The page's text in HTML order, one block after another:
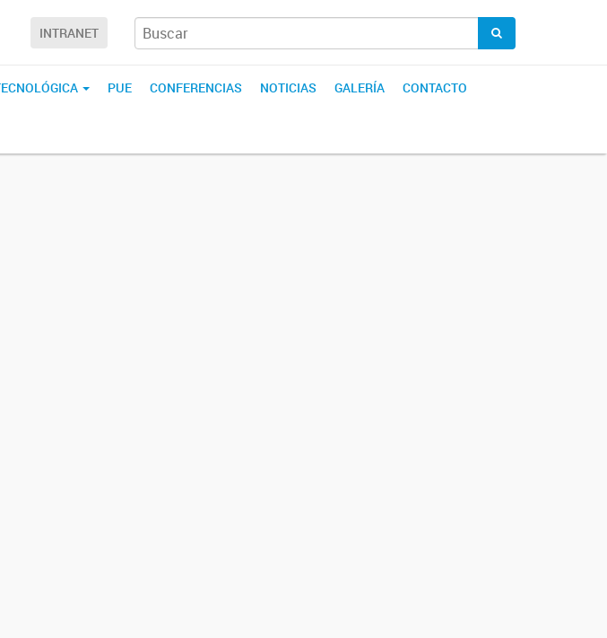
INTRANET
PUE CONFERENCIAS NOTICIAS GALERÍA CONTACTO